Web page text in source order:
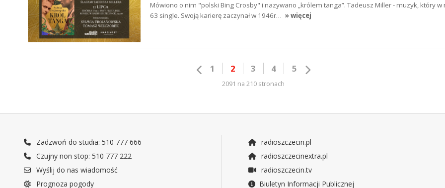
Mówiono o nim "polski Bing Crosby" i nazywano „królem tanga”. Tadeusz Miller - muzyk, który w
63 single. Swoją karierę zaczynał w 1946r… » więcej
1 2 3 4 5
2091 na 210 stronach
Zadzwoń do studia: 510 777 666
Czujny non stop: 510 777 222
Wyślij do nas wiadomość
Prognoza pogody
radioszczecin.pl
radioszczecinextra.pl
radioszczecin.tv
Biuletyn Informacji Publicznej